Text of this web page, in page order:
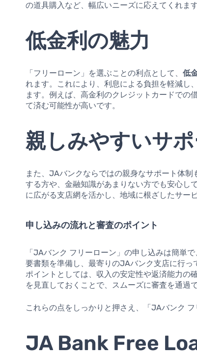
の道具購入など、幅広いニーズに応えてくれます
低金利の魅力
「フリーローン」を選ぶことの利点として、低
れます。これにより、利息による負担を軽減し
ます。例えば、高金利のクレジットカードでの
て済む可能性が高いです。
親しみやすいサポ
また、JAバンクならではの親身なサポート体
する方や、金融知識があまりない方でも安心し
に広がる支店網を活かし、地域に根ざしたサー
申し込みの流れと審査のポイント
「JAバンク フリーローン」の申し込みは簡単
要書類を準備し、最寄りのJAバンク支店に行
ポイントとしては、収入の安定性や返済能力の
を見直しておくことで、スムーズに審査を通過
これらの点をしっかりと押さえ、「JAバンク
JA Bank Free